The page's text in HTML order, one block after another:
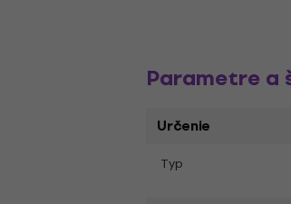
Parametre a
Určenie
Typ